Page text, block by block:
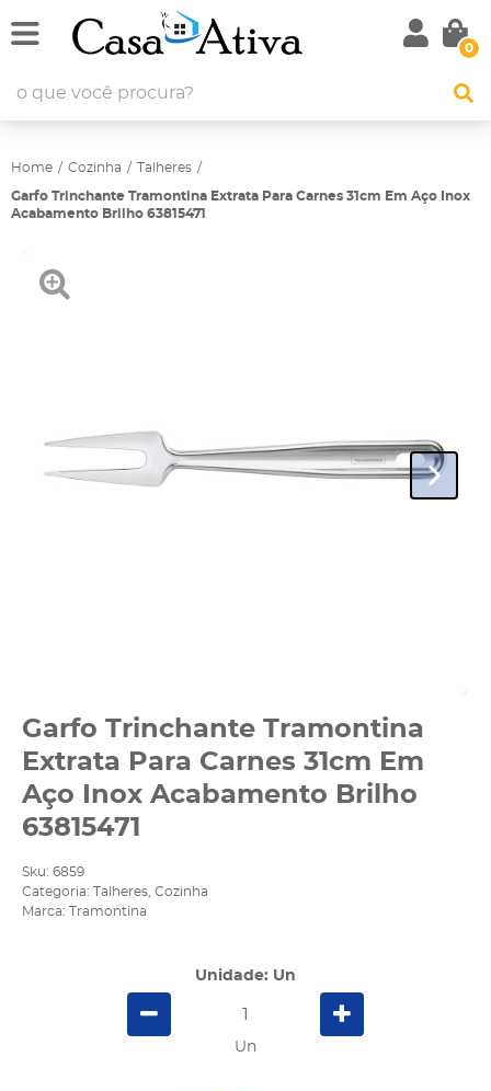
0
Home Cozinha Talheres
Garfo Trinchante Tramontina Extrata Para Carnes 31cm Em Aço Inox
Acabamento Brilho 63815471
Garfo Trinchante Tramontina
Extrata Para Carnes 31cm Em
Aço Inox Acabamento Brilho
63815471
Sku: 6859
Categoria:
Talheres Cozinha
Marca:
Tramontina
Unidade: Un
Un